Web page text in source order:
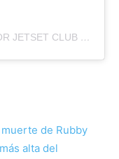
UNA PUBLICACIÓN COMPARTIDA POR JETSET CLUB (@JETSETCLUBRD)
de Rubby
alta del